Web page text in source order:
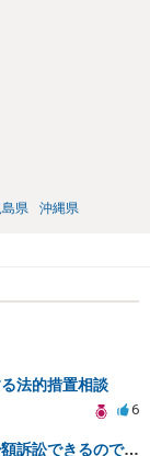
島県 沖縄県
法的措置相談
6
クーリングオフを認めてもらうために少額訴訟できるのでしょうか。